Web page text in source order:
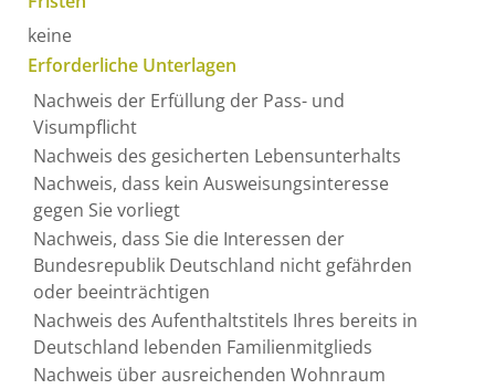
keine
Erforderliche Unterlagen
Nachweis der Erfüllung der Pass- und
Visumpflicht
Nachweis des gesicherten Lebensunterhalts
Nachweis, dass kein Ausweisungsinteresse
gegen Sie vorliegt
Nachweis, dass Sie die Interessen der
Bundesrepublik Deutschland nicht gefährden
oder beeinträchtigen
Nachweis des Aufenthaltstitels Ihres bereits in
Deutschland lebenden Familienmitglieds
Nachweis über ausreichenden Wohnraum